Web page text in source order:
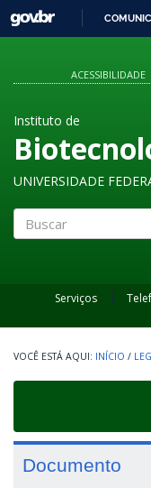
GOVBR
ACESSIBILIDADE
Instituto de
UNIVERSIDADE
Serviços
INÍCIO /
Documento